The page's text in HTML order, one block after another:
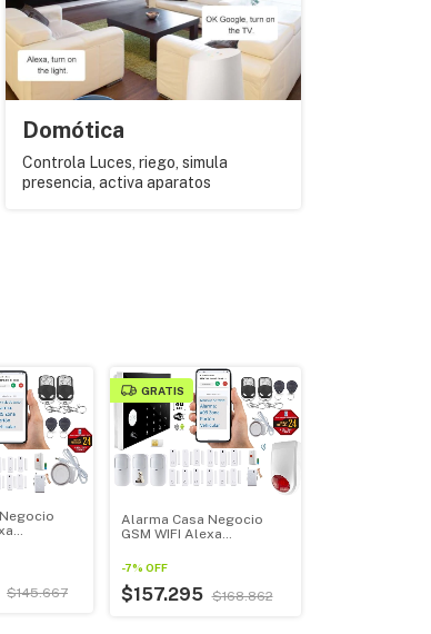
Domótica
Controla Luces, riego, simula
presencia, activa aparatos
$145.667
GRATIS
Alarma Casa Negocio
GSM WIFI Alexa
+ Sirena 110db
-7% OFF
$157.295 $168.862